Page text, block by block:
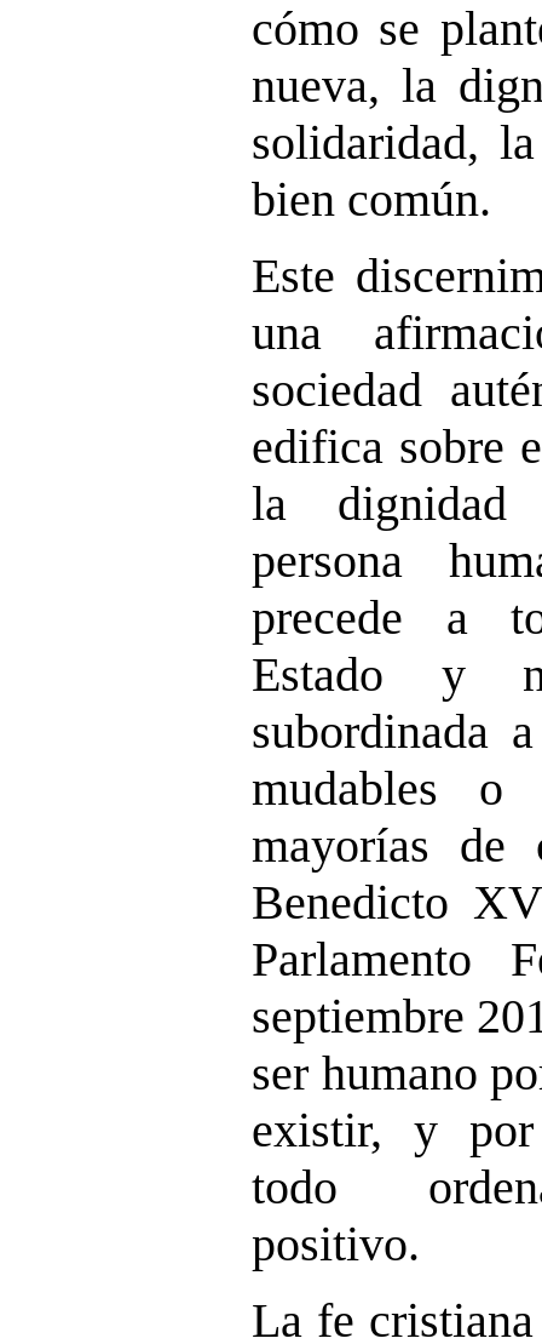
cómo se
nueva, la
solidaridad,
bien común.
Este
una
sociedad
edifica sobre
la
persona
precede a
Estado y
subordinada
mudables
mayorías de
Benedicto
Parlamento
septiembre
ser humano
existir, y
todo
positivo.
La fe